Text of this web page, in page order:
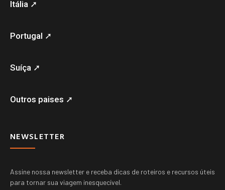
Itália ➚
Portugal ➚
Suíça ➚
Outros paises ➚
NEWSLETTER
Assine nossa newsletter e receba dicas de roteiros e recursos úteis
para tornar sua viagem inesquecível.